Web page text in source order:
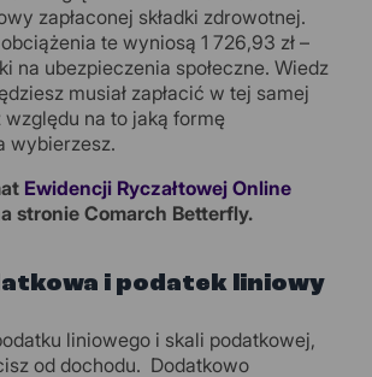
zapłaconej składki zdrowotnej.
te wyniosą 1 726,93 zł –
na ubezpieczenia społeczne. Wiedz
musiał zapłacić w tej samej
na to jaką formę
wybierzesz.
Ewidencji Ryczałtowej Online
stronieComarch Betterfly.
i podatek liniowy
liniowego i skali podatkowej,
od dochodu. Dodatkowo